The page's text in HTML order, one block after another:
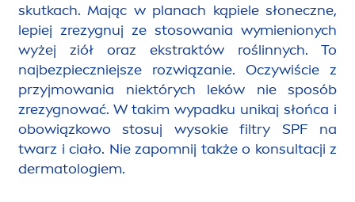
skutkach. Mając w planach kąpiele słoneczne,
lepiej zrezygnuj ze stosowania wymienionych
wyżej ziół oraz ekstraktów roślinnych. To
najbezpieczniejsze rozwiązanie. Oczywiście z
przyjmowania niektórych leków nie sposób
zrezygnować. W takim wypadku unikaj słońca i
obowiązkowo stosuj wysokie filtry SPF na
twarz i ciało. Nie zapomnij także o konsultacji z
dermatologiem.